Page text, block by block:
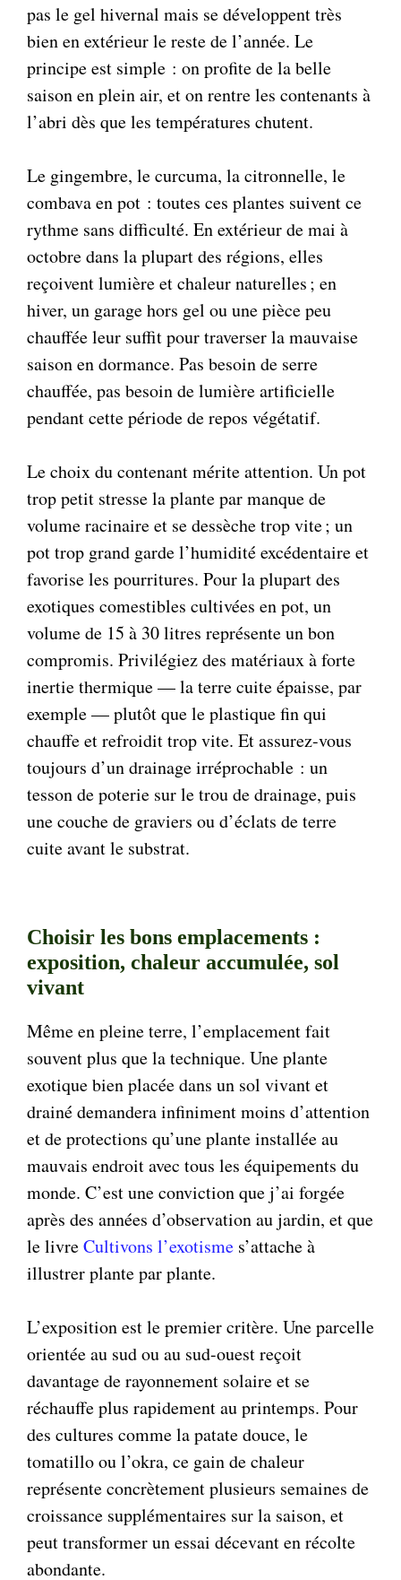
pas le gel hivernal mais se développent très
bien en extérieur le reste de l’année. Le
principe est simple : on profite de la belle
saison en plein air, et on rentre les contenants à
l’abri dès que les températures chutent.
Le gingembre, le curcuma, la citronnelle, le
combava en pot : toutes ces plantes suivent ce
rythme sans difficulté. En extérieur de mai à
octobre dans la plupart des régions, elles
reçoivent lumière et chaleur naturelles ; en
hiver, un garage hors gel ou une pièce peu
chauffée leur suffit pour traverser la mauvaise
saison en dormance. Pas besoin de serre
chauffée, pas besoin de lumière artificielle
pendant cette période de repos végétatif.
Le choix du contenant mérite attention. Un pot
trop petit stresse la plante par manque de
volume racinaire et se dessèche trop vite ; un
pot trop grand garde l’humidité excédentaire et
favorise les pourritures. Pour la plupart des
exotiques comestibles cultivées en pot, un
volume de 15 à 30 litres représente un bon
compromis. Privilégiez des matériaux à forte
inertie thermique — la terre cuite épaisse, par
exemple — plutôt que le plastique fin qui
chauffe et refroidit trop vite. Et assurez-vous
toujours d’un drainage irréprochable : un
tesson de poterie sur le trou de drainage, puis
une couche de graviers ou d’éclats de terre
cuite avant le substrat.
Choisir les bons emplacements :
exposition, chaleur accumulée, sol
vivant
Même en pleine terre, l’emplacement fait
souvent plus que la technique. Une plante
exotique bien placée dans un sol vivant et
drainé demandera infiniment moins d’attention
et de protections qu’une plante installée au
mauvais endroit avec tous les équipements du
monde. C’est une conviction que j’ai forgée
après des années d’observation au jardin, et que
le livreCultivons l’exotisme s’attache à
illustrer plante par plante.
L’exposition est le premier critère. Une parcelle
orientée au sud ou au sud-ouest reçoit
davantage de rayonnement solaire et se
réchauffe plus rapidement au printemps. Pour
des cultures comme la patate douce, le
tomatillo ou l’okra, ce gain de chaleur
représente concrètement plusieurs semaines de
croissance supplémentaires sur la saison, et
peut transformer un essai décevant en récolte
abondante.